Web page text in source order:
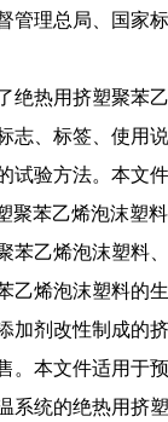
管理总局、国家
绝热用挤塑聚苯
志、标签、使用
试验方法。本文
聚苯乙烯泡沫塑
苯乙烯泡沫塑料
乙烯泡沫塑料的
加剂改性制成的
。本文件适用于
系统的绝热用挤